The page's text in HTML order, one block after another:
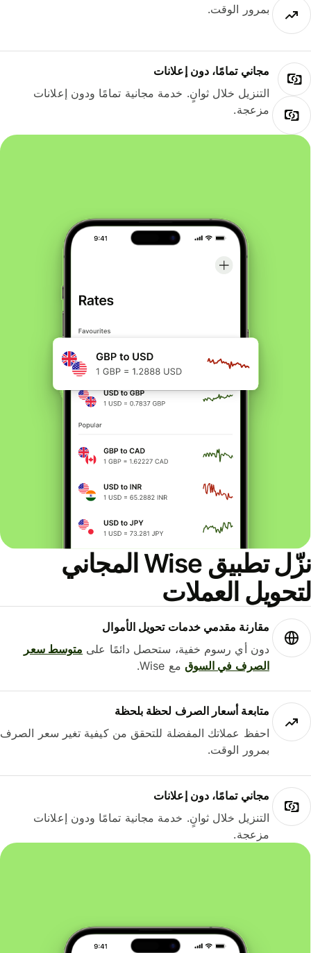
بمرور الوقت.
مجاني تمامًا، دون إعلانات
التنزيل خلال ثوانٍ. خدمة مجانية تمامًا ودون إعلانات
مزعجة.
نزّل تطبيق Wise المجاني
العملات
مقارنة مقدمي خدمات تحويل الأموال
دون أي رسوم خفية، ستحصل دائمًا علىمتوسط ​​سعر
الصرف في السوقمع Wise.
متابعة أسعار الصرف لحظة بلحظة
احفظ عملاتك المفضلة للتحقق من كيفية تغير سعر الصرف
بمرور الوقت.
مجاني تمامًا، دون إعلانات
التنزيل خلال ثوانٍ. خدمة مجانية تمامًا ودون إعلانات
مزعجة.